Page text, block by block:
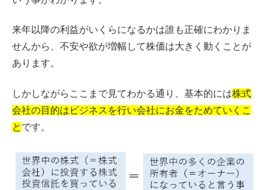
来年以降の利益がいくらになるかは誰も正確にわかりま
せんから、不安や欲が増幅して株価は大きく動くことが
あります。
しかしながらここまで見てわかる通り、基本的には株式
会社の目的はビジネスを行い会社にお金をためていくこ
と です。